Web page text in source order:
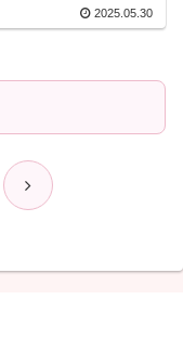
2025.05.30
次